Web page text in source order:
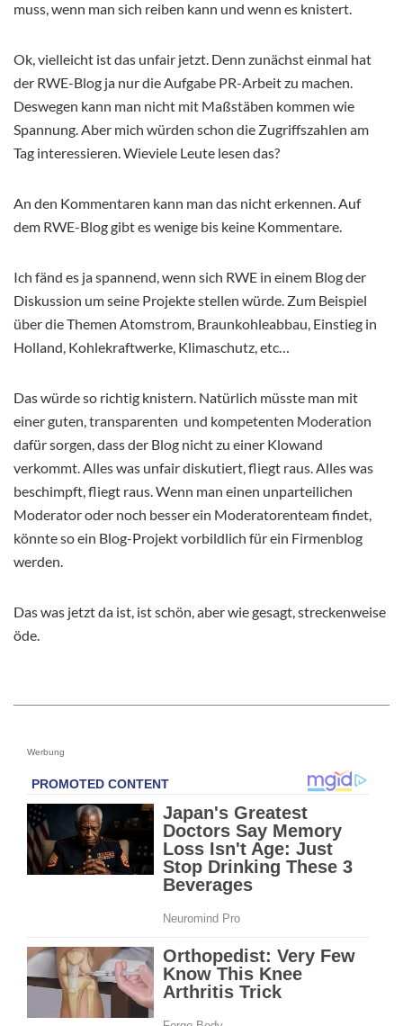
muss, wenn man sich reiben kann und wenn es knistert.
Ok, vielleicht ist das unfair jetzt. Denn zunächst einmal hat
der RWE-Blog ja nur die Aufgabe PR-Arbeit zu machen.
Deswegen kann man nicht mit Maßstäben kommen wie
Spannung. Aber mich würden schon die Zugriffszahlen am
Tag interessieren. Wieviele Leute lesen das?
An den Kommentaren kann man das nicht erkennen. Auf
dem RWE-Blog gibt es wenige bis keine Kommentare.
Ich fänd es ja spannend, wenn sich RWE in einem Blog der
Diskussion um seine Projekte stellen würde. Zum Beispiel
über die Themen Atomstrom, Braunkohleabbau, Einstieg in
Holland, Kohlekraftwerke, Klimaschutz, etc…
Das würde so richtig knistern. Natürlich müsste man mit
einer guten, transparenten und kompetenten Moderation
dafür sorgen, dass der Blog nicht zu einer Klowand
verkommt. Alles was unfair diskutiert, fliegt raus. Alles was
beschimpft, fliegt raus. Wenn man einen unparteilichen
Moderator oder noch besser ein Moderatorenteam findet,
könnte so ein Blog-Projekt vorbildlich für ein Firmenblog
werden.
Das was jetzt da ist, ist schön, aber wie gesagt, streckenweise
öde.
Werbung